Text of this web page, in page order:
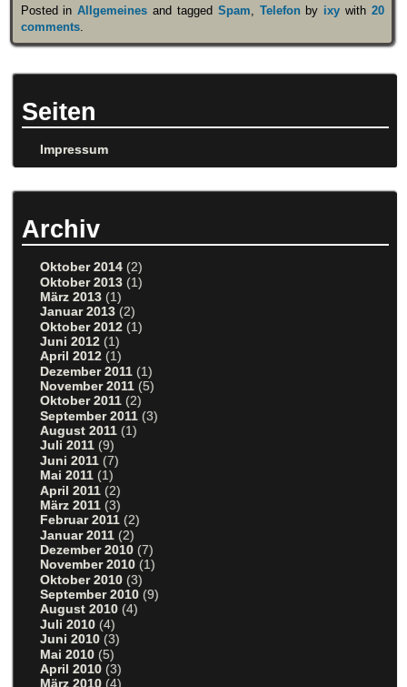
Posted inAllgemeines and tagged Spam Telefonby ixy with 20
comments.
Seiten
Impressum
Archiv
Oktober 2014 (2)
Oktober 2013 (1)
März 2013 (1)
Januar 2013 (2)
Oktober 2012 (1)
Juni 2012 (1)
April 2012 (1)
Dezember 2011 (1)
November 2011 (5)
Oktober 2011 (2)
September 2011 (3)
August 2011 (1)
Juli 2011 (9)
Juni 2011 (7)
Mai 2011 (1)
April 2011 (2)
März 2011 (3)
Februar 2011 (2)
Januar 2011 (2)
Dezember 2010 (7)
November 2010 (1)
Oktober 2010 (3)
September 2010 (9)
August 2010 (4)
Juli 2010 (4)
Juni 2010 (3)
Mai 2010 (5)
April 2010 (3)
März 2010 (4)